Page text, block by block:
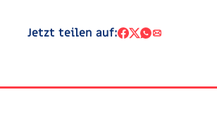
Jetzt teilen auf: